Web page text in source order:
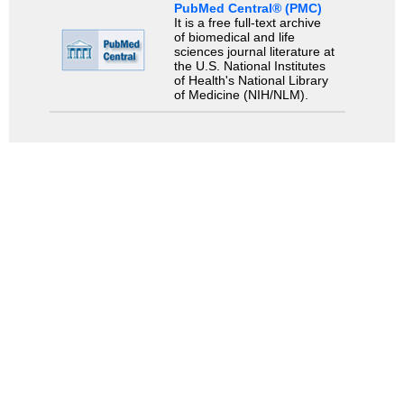
PubMed Central® (PMC)
It is a free full-text archive
of biomedical and life
sciences journal literature at
the U.S. National Institutes
of Health's National Library
of Medicine (NIH/NLM).